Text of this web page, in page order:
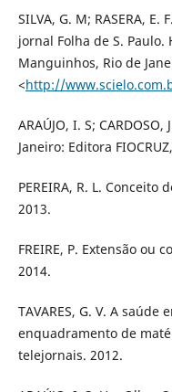
SILVA, G. M; RASERA,
jornal Folha de S. Paulo.
Manguinhos, Rio de
<http://
ARAÚJO, I. S;
Janeiro: Editora
PEREIRA, R. L. Conceito
2013.
FREIRE, P. Extensão ou
2014.
TAVARES, G. V. A
enquadramento de
telejornais. 2012.